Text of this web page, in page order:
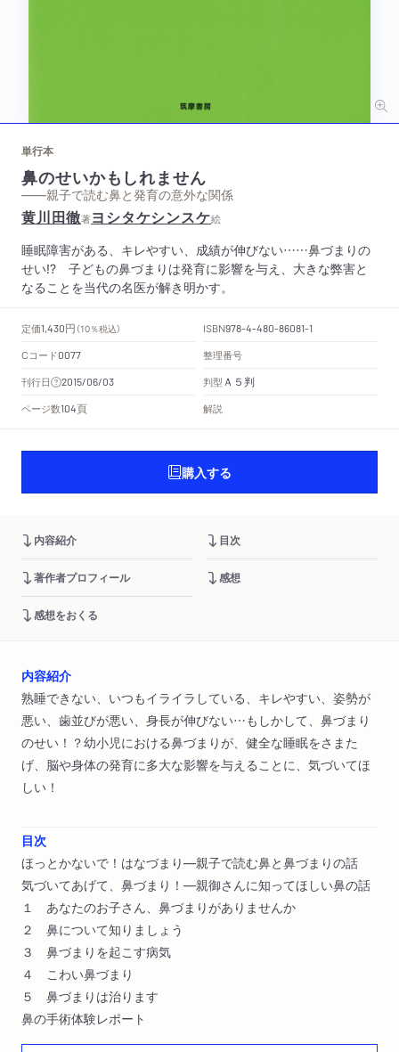
単行本
鼻のせいかもしれません
——親子で読む鼻と発育の意外な関係
黄川田徹著ヨシタケシンスケ絵
睡眠障害がある、キレやすい、成績が伸びない……鼻づまりの
せい!? 子どもの鼻づまりは発育に影響を与え、大きな弊害と
なることを当代の名医が解き明かす。
定価1,430円 （10％税込） ISBN978-4-480-86081-1
Cコード0077
整理番号
刊行日
2015/06/03 判型 Ａ５判
ページ数104頁 解説
購入する
内容紹介 目次
著作者プロフィール 感想
感想をおくる
内容紹介
熟睡できない、いつもイライラしている、キレやすい、姿勢が
悪い、歯並びが悪い、身長が伸びない…もしかして、鼻づまり
のせい！？幼小児における鼻づまりが、健全な睡眠をさまた
げ、脳や身体の発育に多大な影響を与えることに、気づいてほ
しい！
目次
ほっとかないで！はなづまり―親子で読む鼻と鼻づまりの話
気づいてあげて、鼻づまり！―親御さんに知ってほしい鼻の話
１ あなたのお子さん、鼻づまりがありませんか
２ 鼻について知りましょう
３ 鼻づまりを起こす病気
４ こわい鼻づまり
５ 鼻づまりは治ります
鼻の手術体験レポート